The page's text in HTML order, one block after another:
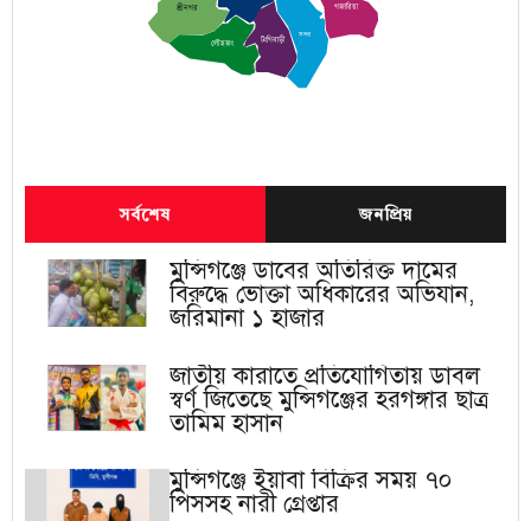
শ্রীনগর
টংগিবাড়ী
সদর
গজারিয়া
লৌহজং
সর্বশেষ জনপ্রিয়
মুন্সিগঞ্জে ডাবের অতিরিক্ত দামের
বিরুদ্ধে ভোক্তা অধিকারের অভিযান,
জরিমানা ১ হাজার
জাতীয় কারাতে প্রতিযোগিতায় ডাবল
স্বর্ণ জিতেছে মুন্সিগঞ্জের হরগঙ্গার ছাত্র
তামিম হাসান
মুন্সিগঞ্জে ইয়াবা বিক্রির সময় ৭০
পিসসহ নারী গ্রেপ্তার